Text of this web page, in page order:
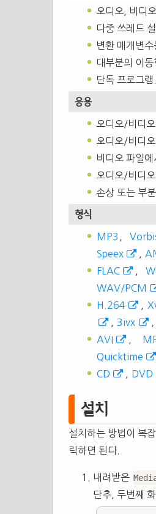
오디오, 비디
다중 쓰레드
변환 매개변
대부분의 이
단독 프로그
응용
오디오/비디
오디오/비디
비디오 파일
오디오/비디
손상 또는 부
형식
MP3
Speex
FLAC
WAV/PCM
H.264
3ivx
AVI
Quicktime
CD
DVD
설치
설치하는 방법이 복
릭하면 된다.
내려받은
단추, 두번째